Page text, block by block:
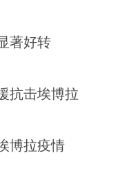
著好转
抗击埃博拉
博拉疫情